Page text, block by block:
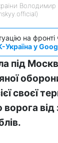
на
Україна у
під
своєї
від